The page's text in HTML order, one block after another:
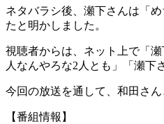
ネタバラシ後、瀬下さんは「
たと明かしました。
視聴者からは、ネット上で「
人なんやろな2人とも」「瀬下
今回の放送を通して、和田さ
【番組情報】